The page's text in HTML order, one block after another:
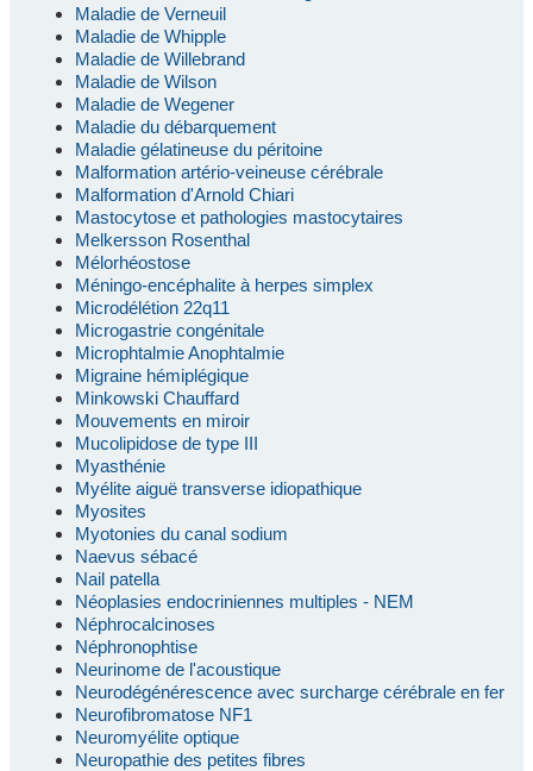
Maladie de Verneuil
Maladie de Whipple
Maladie de Willebrand
Maladie de Wilson
Maladie de Wegener
Maladie du débarquement
Maladie gélatineuse du péritoine
Malformation artério-veineuse cérébrale
Malformation d'Arnold Chiari
Mastocytose et pathologies mastocytaires
Melkersson Rosenthal
Mélorhéostose
Méningo-encéphalite à herpes simplex
Microdélétion 22q11
Microgastrie congénitale
Microphtalmie Anophtalmie
Migraine hémiplégique
Minkowski Chauffard
Mouvements en miroir
Mucolipidose de type III
Myasthénie
Myélite aiguë transverse idiopathique
Myosites
Myotonies du canal sodium
Naevus sébacé
Nail patella
Néoplasies endocriniennes multiples - NEM
Néphrocalcinoses
Néphronophtise
Neurinome de l'acoustique
Neurodégénérescence avec surcharge cérébrale en fer
Neurofibromatose NF1
Neuromyélite optique
Neuropathie des petites fibres